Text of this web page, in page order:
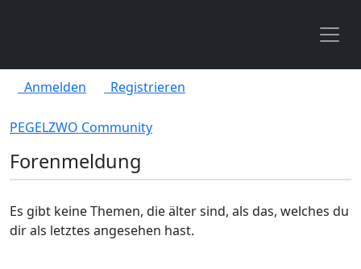
Anmelden Registrieren
PEGELZWO Community
Forenmeldung
Es gibt keine Themen, die älter sind, als das, welches du
dir als letztes angesehen hast.